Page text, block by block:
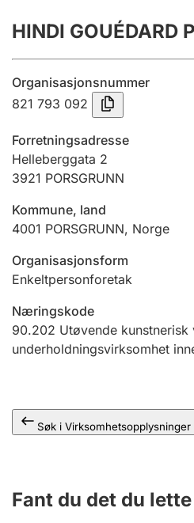
Årsregnskap
Innsending og
Tinglysing
Jeger
Ektepaktveileder
Offentlig sektor
HINDI GOUÉDARD
Organisasjonsnummer
821 793 092
Forretningsadresse
Helleberggata 2
3921 PORSGRUNN
Kommune, land
4001 PORSGRUNN, Norge
Organisasjonsform
Enkeltpersonforetak
Næringskode
90.202 Utøvende
underholdningsvirksomhet
Søk i Virksomhetsopplysninger
Fant du det du